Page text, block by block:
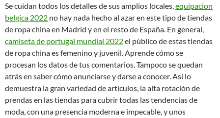
Se cuidan todos los detalles de sus amplios locales,equipacion
belgica 2022 no hay nada hecho al azar en este tipo de tiendas
de ropa china en Madrid y en el resto de España. En general,
camiseta de portugal mundial 2022el público de estas tiendas
de ropa china es femenino y juvenil. Aprende cómo se
procesan los datos de tus comentarios. Tampoco se quedan
atrás en saber cómo anunciarse y darse a conocer. Así lo
demuestra la gran variedad de artículos, la alta rotación de
prendas en las tiendas para cubrir todas las tendencias de
moda, con una presencia moderna e impecable, y unos